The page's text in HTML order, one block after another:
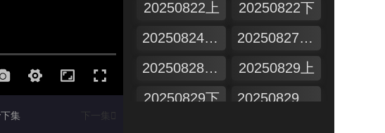
下集 下一集 
20250822上
20250822下
20250824加更版
20250827漂流计划
20250828超前营业
20250829上
20250829下
20250829舞台纯享